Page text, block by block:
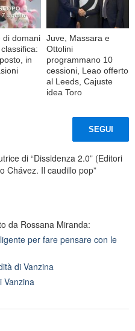
di domani
in
Juve, Massara e
Ottolini
programmano 10
cessioni, Leao offerto
al Leeds, Cajuste
idea Toro
SEGUI
di “Dissidenza 2.0” (Editori
Chávez. Il caudillo pop”
da Rossana Miranda:
per fare pensare con le
di Vanzina
Vanzina